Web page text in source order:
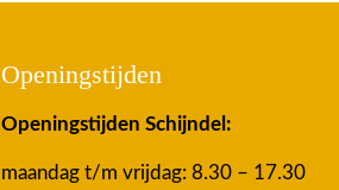
Openingstijden
Openingstijden Schijndel:
maandag t/m vrijdag: 8.30 – 17.30